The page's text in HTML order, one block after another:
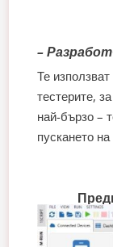
–
Те
тестерите,
най-бързо –
пускането